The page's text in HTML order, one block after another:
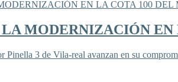
MODERNIZACIÓN EN
Pinella 3 de Vila-real avanzan en su